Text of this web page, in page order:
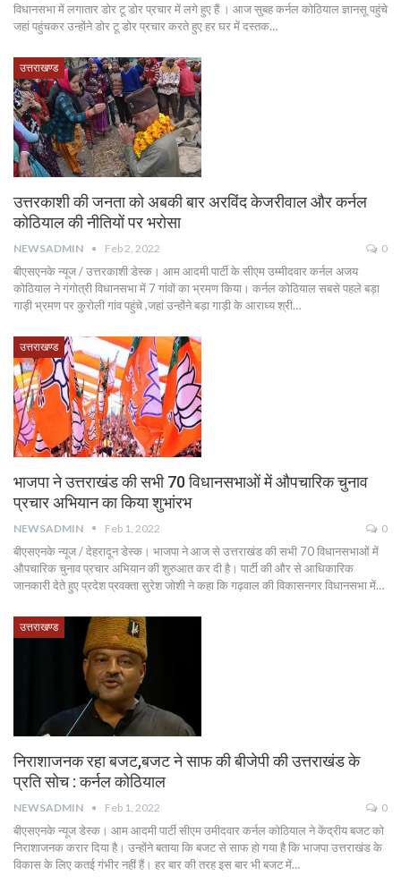
विधानसभा में लगातार डोर टू डोर प्रचार में लगे हुए हैं । आज सुबह कर्नल कोठियाल ज्ञानसू पहुंचे
जहां पहुंचकर उन्होंने डोर टू डोर प्रचार करते हुए हर घर में दस्तक…
उत्तराखण्ड
उत्तरकाशी की जनता को अबकी बार अरविंद केजरीवाल और कर्नल
कोठियाल की नीतियों पर भरोसा
NEWSADMIN Feb 2, 2022 0
बीएसएनके न्यूज / उत्तरकाशी डेस्क। आम आदमी पार्टी के सीएम उम्मीदवार कर्नल अजय
कोठियाल ने गंगोत्री विधानसभा में 7 गांवों का भ्रमण किया। कर्नल कोठियाल सबसे पहले बड़ा
गाड़ी भ्रमण पर कुरोली गांव पहुंचे ,जहां उन्होंने बड़ा गाड़ी के आराध्य श्री…
उत्तराखण्ड
भाजपा ने उत्तराखंड की सभी 70 विधानसभाओं में औपचारिक चुनाव
प्रचार अभियान का किया शुभांरभ
NEWSADMIN Feb 1, 2022 0
बीएसएनके न्यूज / देहरादून डेस्क। भाजपा ने आज से उत्तराखंड की सभी 70 विधानसभाओं में
औपचारिक चुनाव प्रचार अभियान की शुरुआत कर दी है। पार्टी की और से आधिकारिक
जानकारी देते हुए प्रदेश प्रवक्ता सुरेश जोशी ने कहा कि गढ़वाल की विकासनगर विधानसभा में…
उत्तराखण्ड
निराशाजनक रहा बजट,बजट ने साफ की बीजेपी की उत्तराखंड के
प्रति सोच : कर्नल कोठियाल
NEWSADMIN Feb 1, 2022 0
बीएसएनके न्यूज डेस्क। आम आदमी पार्टी सीएम उमीदवार कर्नल कोठियाल ने केंद्रीय बजट को
निराशाजनक करार दिया है। उन्होंने बताया कि बजट से साफ हो गया है कि भाजपा उत्तराखंड के
विकास के लिए कतई गंभीर नहीं हैं। हर बार की तरह इस बार भी बजट में…